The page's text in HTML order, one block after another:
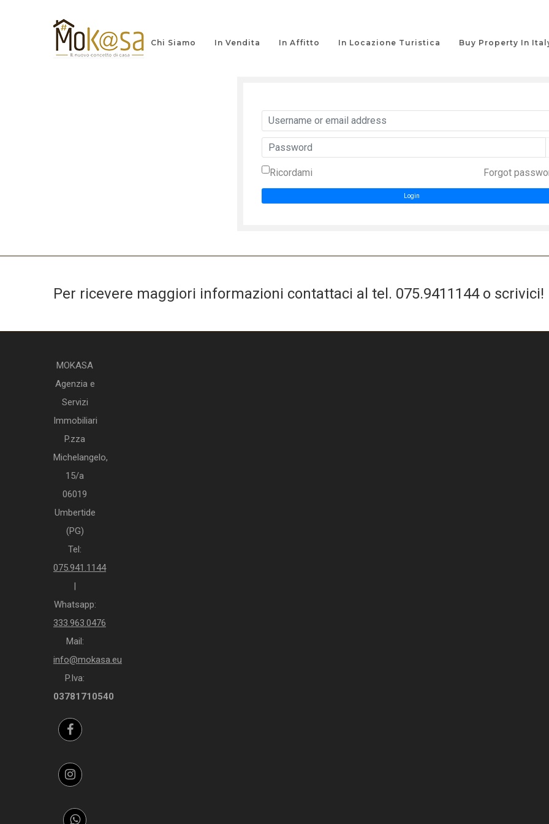
Chi Siamo In Vendita In Affitto In Locazione Turistica Buy Property In
Username or email address
Password
Ricordami Forgot
Login
Per ricevere maggiori informazioni contattaci al tel. 075.9411144o scrivici!
MOKASA
Agenzia e
Servizi
Immobiliari
P.zza
Michelangelo,
15/a
06019
Umbertide
(PG)
Tel:
075.941.1144
|
Whatsapp:
333.963.0476
Mail:
info@mokasa.eu
P.Iva:
03781710540
Facebook
Instagram
Whatsapp